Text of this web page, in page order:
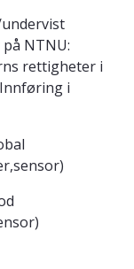
NTNU:
rettigheter i
Innføring i